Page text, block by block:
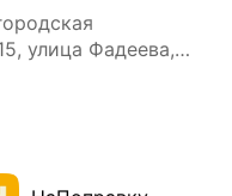
улица Фадеева,